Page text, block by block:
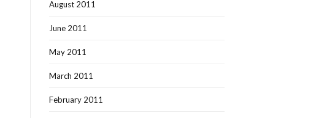
August 2011
June 2011
May 2011
March 2011
February 2011